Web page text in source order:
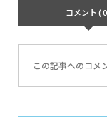
コメント (
この記事へのコメ